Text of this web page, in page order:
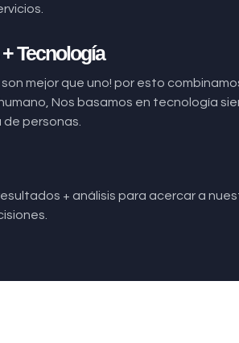
Tecnología
son mejor que uno! por esto
Nos basamos en tecnología
personas.
+ análisis para acercar a